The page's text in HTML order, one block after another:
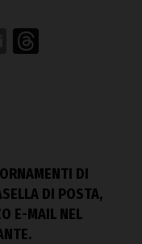
Email
DI
DI POSTA,
E-MAIL NEL